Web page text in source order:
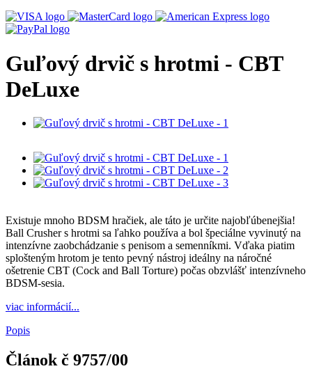
Guľový drvič s hrotmi - CBT
DeLuxe
Existuje mnoho BDSM hračiek, ale táto je určite najobľúbenejšia!
Ball Crusher s hrotmi sa ľahko používa a bol špeciálne vyvinutý na
intenzívne zaobchádzanie s penisom a semenníkmi. Vďaka piatim
splošteným hrotom je tento pevný nástroj ideálny na náročné
ošetrenie CBT (Cock and Ball Torture) počas obzvlášť intenzívneho
BDSM-sesia.
viac informácií...
Popis
Článok č 9757/00